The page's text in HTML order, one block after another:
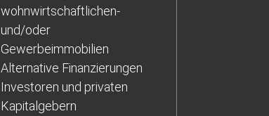
wohnwirtschaftlichen-
und/oder
Gewerbeimmobilien
Alternative Finanzierungen
Investoren und privaten
Kapitalgebern